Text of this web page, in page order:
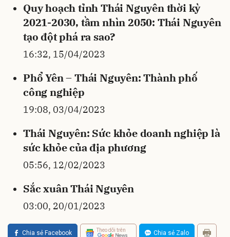
Quy hoạch tỉnh Thái Nguyên thời kỳ
2021-2030, tầm nhìn 2050: Thái Nguyên
tạo đột phá ra sao?
16:32, 15/04/2023
Phổ Yên – Thái Nguyên: Thành phố
công nghiệp
19:08, 03/04/2023
Thái Nguyên: Sức khỏe doanh nghiệp là
sức khỏe của địa phương
05:56, 12/02/2023
Sắc xuân Thái Nguyên
03:00, 20/01/2023
Chia sẻ Facebook Theo dõi trên Chia sẻ Zalo